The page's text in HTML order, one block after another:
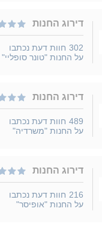
דירוג החנות
302 חוות דעת נכתבו
על החנות "טונר סופליי"
דירוג החנות
489 חוות דעת נכתבו
על החנות "משרדיה"
דירוג החנות
216 חוות דעת נכתבו
על החנות "אופיסר"